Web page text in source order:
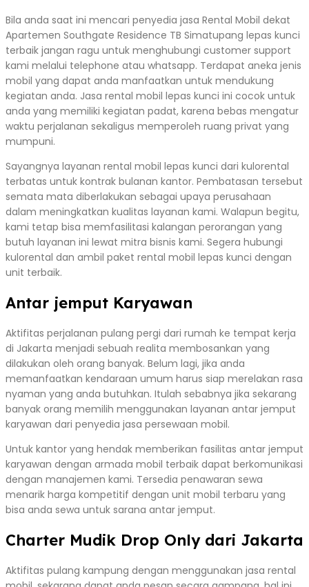
Bila anda saat ini mencari penyedia jasa Rental Mobil dekat
Apartemen Southgate Residence TB Simatupang lepas kunci
terbaik jangan ragu untuk menghubungi customer support
kami melalui telephone atau whatsapp. Terdapat aneka jenis
mobil yang dapat anda manfaatkan untuk mendukung
kegiatan anda. Jasa rental mobil lepas kunci ini cocok untuk
anda yang memiliki kegiatan padat, karena bebas mengatur
waktu perjalanan sekaligus memperoleh ruang privat yang
mumpuni.
Sayangnya layanan rental mobil lepas kunci dari kulorental
terbatas untuk kontrak bulanan kantor. Pembatasan tersebut
semata mata diberlakukan sebagai upaya perusahaan
dalam meningkatkan kualitas layanan kami. Walapun begitu,
kami tetap bisa memfasilitasi kalangan perorangan yang
butuh layanan ini lewat mitra bisnis kami. Segera hubungi
kulorental dan ambil paket rental mobil lepas kunci dengan
unit terbaik.
Antar jemput Karyawan
Aktifitas perjalanan pulang pergi dari rumah ke tempat kerja
di Jakarta menjadi sebuah realita membosankan yang
dilakukan oleh orang banyak. Belum lagi, jika anda
memanfaatkan kendaraan umum harus siap merelakan rasa
nyaman yang anda butuhkan. Itulah sebabnya jika sekarang
banyak orang memilih menggunakan layanan antar jemput
karyawan dari penyedia jasa persewaan mobil.
Untuk kantor yang hendak memberikan fasilitas antar jemput
karyawan dengan armada mobil terbaik dapat berkomunikasi
dengan manajemen kami. Tersedia penawaran sewa
menarik harga kompetitif dengan unit mobil terbaru yang
bisa anda sewa untuk sarana antar jemput.
Charter Mudik Drop Only dari Jakarta
Aktifitas pulang kampung dengan menggunakan jasa rental